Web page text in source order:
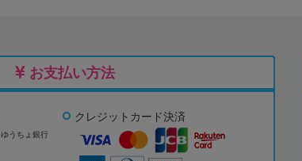
お支払い方法
ゆうちょ銀行
クレジットカード決済